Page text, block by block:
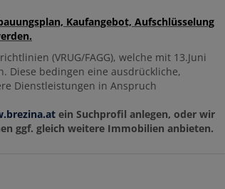
Kaufangebot, Aufschlüsselung
(VRUG/FAGG), welche mit 13.Juni
Diese bedingen eine ausdrückliche,
Dienstleistungen in Anspruch
ein Suchprofil anlegen, oder wir
ggf. gleich weitere Immobilien anbieten.